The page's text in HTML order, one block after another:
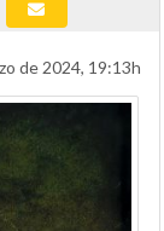
de 2024, 19:13h